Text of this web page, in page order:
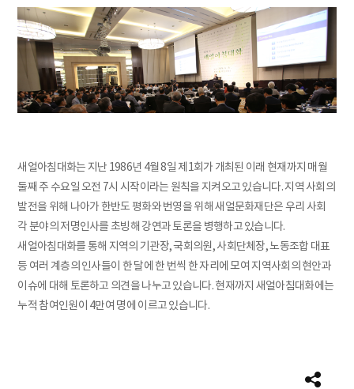
새얼아침대화는 지난 1986년 4월 8일 제1회가 개최된 이래 현재까지 매월
둘째 주 수요일 오전 7시 시작이라는 원칙을 지켜오고 있습니다. 지역 사회의
발전을 위해 나아가 한반도 평화와 번영을 위해 새얼문화재단은 우리 사회
각 분야의 저명인사를 초빙해 강연과 토론을 병행하고 있습니다.
새얼아침대화를 통해 지역의 기관장, 국회의원, 사회단체장, 노동조합 대표
등 여러 계층의 인사들이 한 달에 한 번씩 한 자리에 모여 지역사회의 현안과
이슈에 대해 토론하고 의견을 나누고 있습니다. 현재까지 새얼아침대화에는
누적 참여인원이 4만여 명에 이르고 있습니다.